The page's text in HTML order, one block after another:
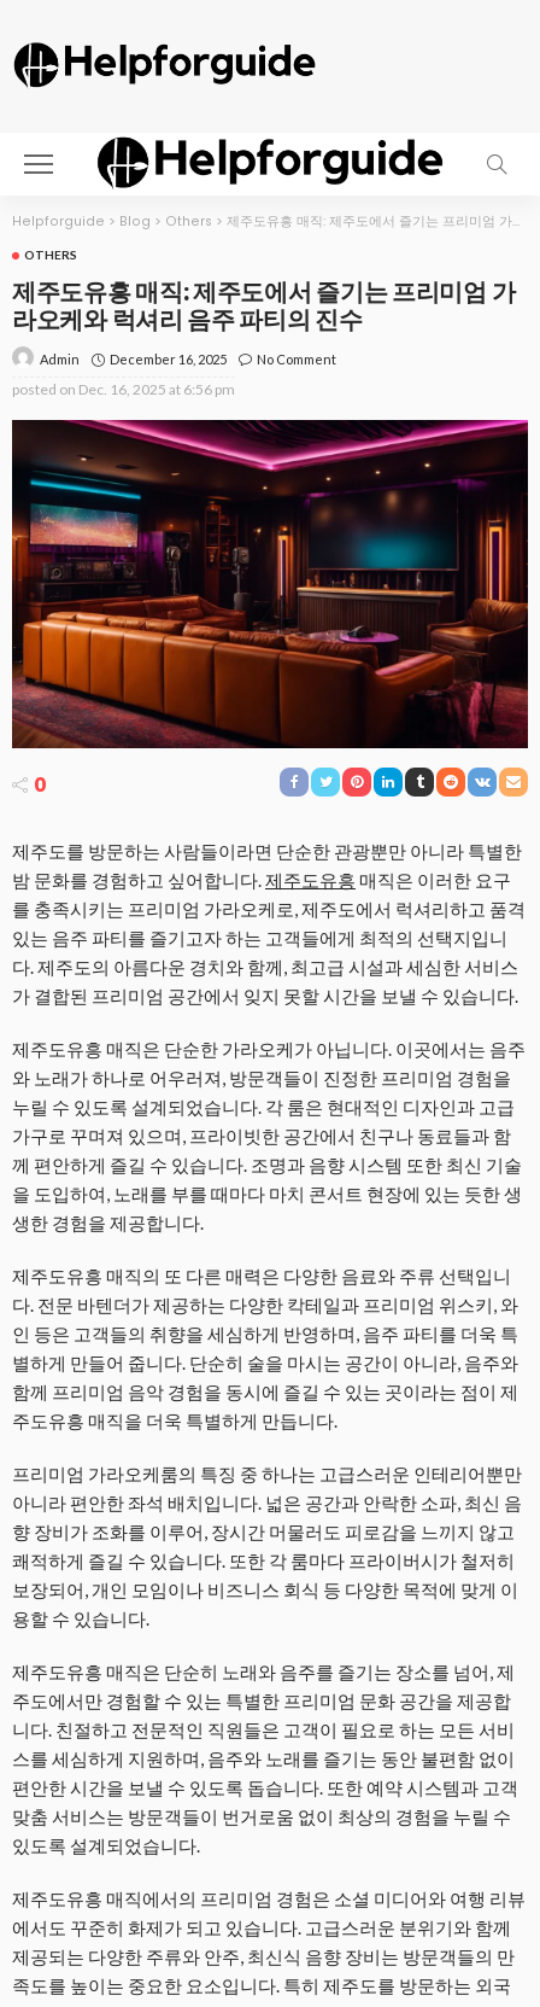
Helpforguide > Blog > Others > 제주도유흥 매직: 제주도에서 즐기는 프리미엄 가라오케와 럭셔리 음주 파티의 진수
OTHERS
제주도유흥 매직: 제주도에서 즐기는 프리미엄 가
라오케와 럭셔리 음주 파티의 진수
Admin December 16, 2025 No Comment
posted on Dec. 16, 2025 at 6:56 pm
0
제주도를 방문하는 사람들이라면 단순한 관광뿐만 아니라 특별한
밤 문화를 경험하고 싶어합니다.제주도유흥 매직은 이러한 요구
를 충족시키는 프리미엄 가라오케로, 제주도에서 럭셔리하고 품격
있는 음주 파티를 즐기고자 하는 고객들에게 최적의 선택지입니
다. 제주도의 아름다운 경치와 함께, 최고급 시설과 세심한 서비스
가 결합된 프리미엄 공간에서 잊지 못할 시간을 보낼 수 있습니다.
제주도유흥 매직은 단순한 가라오케가 아닙니다. 이곳에서는 음주
와 노래가 하나로 어우러져, 방문객들이 진정한 프리미엄 경험을
누릴 수 있도록 설계되었습니다. 각 룸은 현대적인 디자인과 고급
가구로 꾸며져 있으며, 프라이빗한 공간에서 친구나 동료들과 함
께 편안하게 즐길 수 있습니다. 조명과 음향 시스템 또한 최신 기술
을 도입하여, 노래를 부를 때마다 마치 콘서트 현장에 있는 듯한 생
생한 경험을 제공합니다.
제주도유흥 매직의 또 다른 매력은 다양한 음료와 주류 선택입니
다. 전문 바텐더가 제공하는 다양한 칵테일과 프리미엄 위스키, 와
인 등은 고객들의 취향을 세심하게 반영하며, 음주 파티를 더욱 특
별하게 만들어 줍니다. 단순히 술을 마시는 공간이 아니라, 음주와
함께 프리미엄 음악 경험을 동시에 즐길 수 있는 곳이라는 점이 제
주도유흥 매직을 더욱 특별하게 만듭니다.
프리미엄 가라오케룸의 특징 중 하나는 고급스러운 인테리어뿐만
아니라 편안한 좌석 배치입니다. 넓은 공간과 안락한 소파, 최신 음
향 장비가 조화를 이루어, 장시간 머물러도 피로감을 느끼지 않고
쾌적하게 즐길 수 있습니다. 또한 각 룸마다 프라이버시가 철저히
보장되어, 개인 모임이나 비즈니스 회식 등 다양한 목적에 맞게 이
용할 수 있습니다.
제주도유흥 매직은 단순히 노래와 음주를 즐기는 장소를 넘어, 제
주도에서만 경험할 수 있는 특별한 프리미엄 문화 공간을 제공합
니다. 친절하고 전문적인 직원들은 고객이 필요로 하는 모든 서비
스를 세심하게 지원하며, 음주와 노래를 즐기는 동안 불편함 없이
편안한 시간을 보낼 수 있도록 돕습니다. 또한 예약 시스템과 고객
맞춤 서비스는 방문객들이 번거로움 없이 최상의 경험을 누릴 수
있도록 설계되었습니다.
제주도유흥 매직에서의 프리미엄 경험은 소셜 미디어와 여행 리뷰
에서도 꾸준히 화제가 되고 있습니다. 고급스러운 분위기와 함께
제공되는 다양한 주류와 안주, 최신식 음향 장비는 방문객들의 만
족도를 높이는 중요한 요소입니다. 특히 제주도를 방문하는 외국